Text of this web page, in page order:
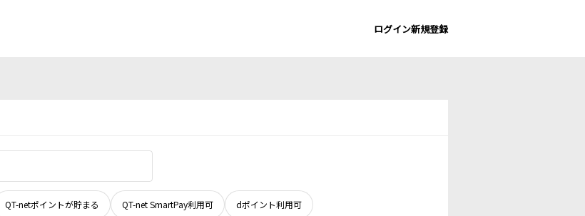
ログイン新規登録
QT-netポイントが貯まる QT-net SmartPay利用可 dポイント利用可